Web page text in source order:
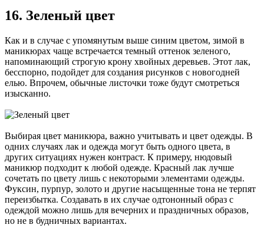
16. Зеленый цвет
Как и в случае с упомянутым выше синим цветом, зимой в
маникюрах чаще встречается темный оттенок зеленого,
напоминающий строгую крону хвойных деревьев. Этот лак,
бесспорно, подойдет для создания рисунков с новогодней
елью. Впрочем, обычные листочки тоже будут смотреться
изысканно.
Выбирая цвет маникюра, важно учитывать и цвет одежды. В
одних случаях лак и одежда могут быть одного цвета, в
других ситуациях нужен контраст. К примеру, нюдовый
маникюр подходит к любой одежде. Красный лак лучше
сочетать по цвету лишь с некоторыми элементами одежды.
Фуксин, пурпур, золото и другие насыщенные тона не терпят
переизбытка. Создавать в их случае одтононный образ с
одеждой можно лишь для вечерних и праздничных образов,
но не в будничных вариантах.